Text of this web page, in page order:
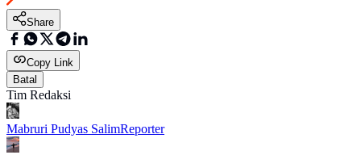
Share
Copy Link
Batal
Tim Redaksi
Mabruri Pudyas SalimReporter